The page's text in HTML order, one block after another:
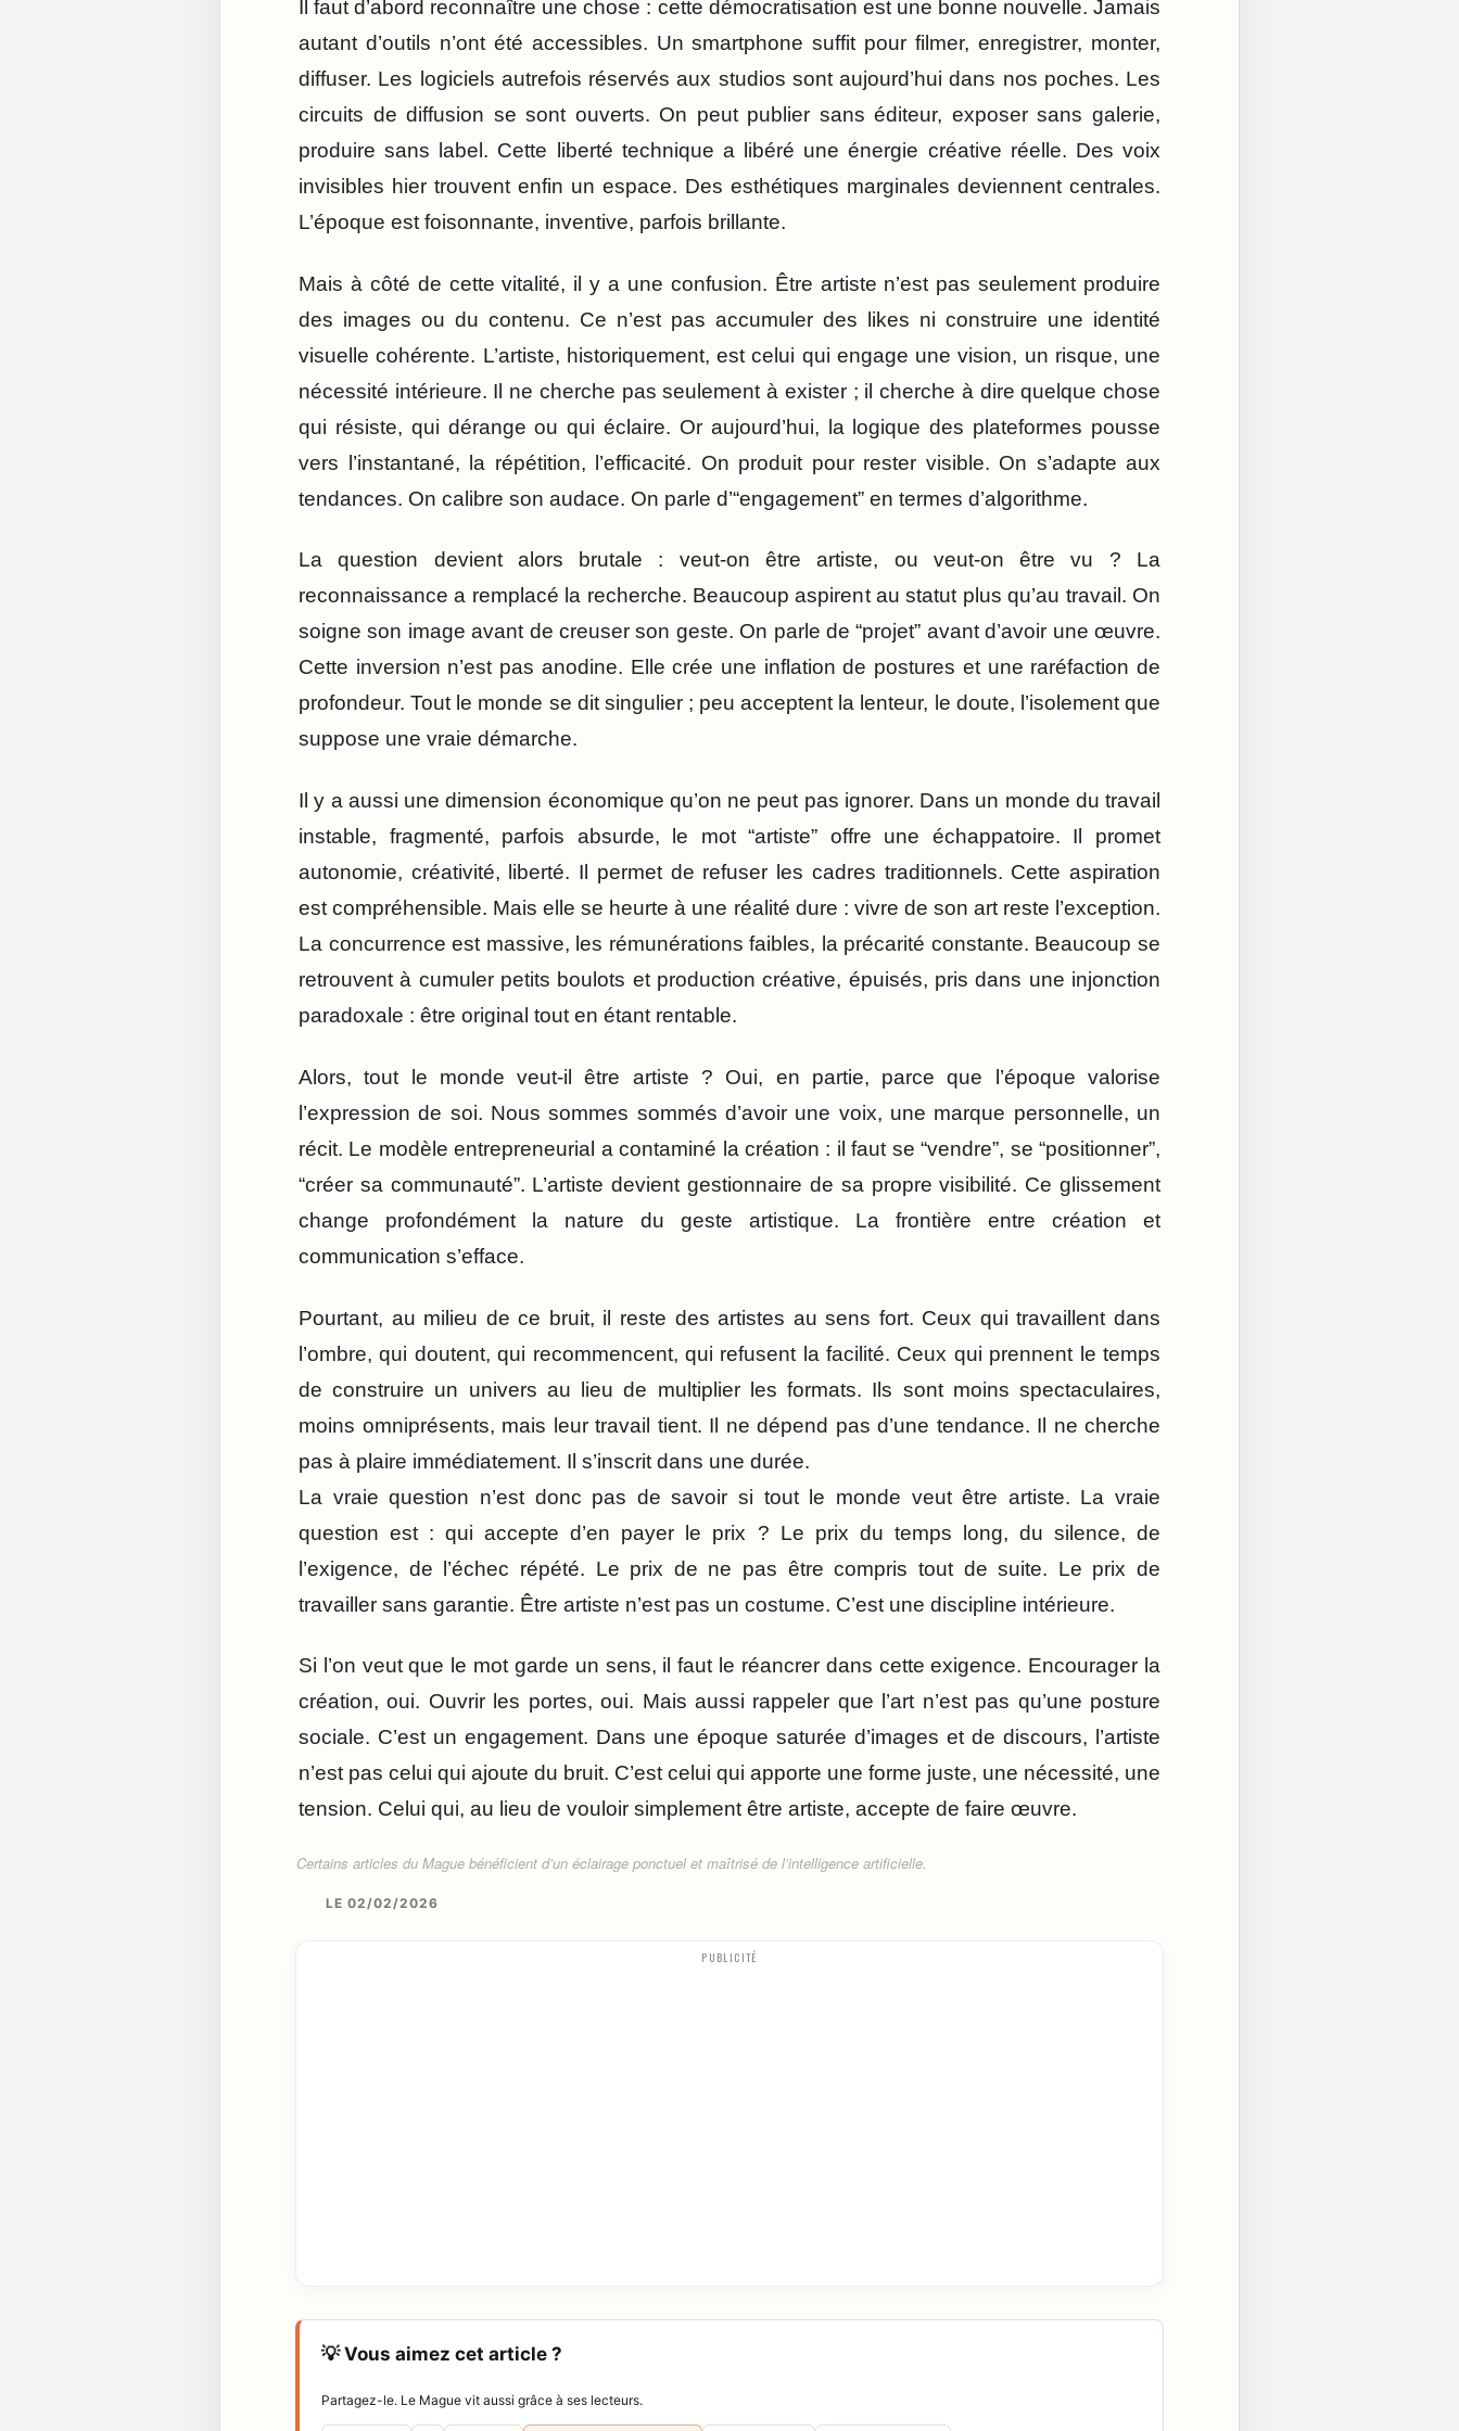
Il faut d’abord reconnaître une chose : cette démocratisation est une bonne nouvelle. Jamais
autant d’outils n’ont été accessibles. Un smartphone suffit pour filmer, enregistrer, monter,
diffuser. Les logiciels autrefois réservés aux studios sont aujourd’hui dans nos poches. Les
circuits de diffusion se sont ouverts. On peut publier sans éditeur, exposer sans galerie,
produire sans label. Cette liberté technique a libéré une énergie créative réelle. Des voix
invisibles hier trouvent enfin un espace. Des esthétiques marginales deviennent centrales.
L’époque est foisonnante, inventive, parfois brillante.
Mais à côté de cette vitalité, il y a une confusion. Être artiste n’est pas seulement produire
des images ou du contenu. Ce n’est pas accumuler des likes ni construire une identité
visuelle cohérente. L’artiste, historiquement, est celui qui engage une vision, un risque, une
nécessité intérieure. Il ne cherche pas seulement à exister ; il cherche à dire quelque chose
qui résiste, qui dérange ou qui éclaire. Or aujourd’hui, la logique des plateformes pousse
vers l’instantané, la répétition, l’efficacité. On produit pour rester visible. On s’adapte aux
tendances. On calibre son audace. On parle d’“engagement” en termes d’algorithme.
La question devient alors brutale : veut-on être artiste, ou veut-on être vu ? La
reconnaissance a remplacé la recherche. Beaucoup aspirent au statut plus qu’au travail. On
soigne son image avant de creuser son geste. On parle de “projet” avant d’avoir une œuvre.
Cette inversion n’est pas anodine. Elle crée une inflation de postures et une raréfaction de
profondeur. Tout le monde se dit singulier ; peu acceptent la lenteur, le doute, l’isolement que
suppose une vraie démarche.
Il y a aussi une dimension économique qu’on ne peut pas ignorer. Dans un monde du travail
instable, fragmenté, parfois absurde, le mot “artiste” offre une échappatoire. Il promet
autonomie, créativité, liberté. Il permet de refuser les cadres traditionnels. Cette aspiration
est compréhensible. Mais elle se heurte à une réalité dure : vivre de son art reste l’exception.
La concurrence est massive, les rémunérations faibles, la précarité constante. Beaucoup se
retrouvent à cumuler petits boulots et production créative, épuisés, pris dans une injonction
paradoxale : être original tout en étant rentable.
Alors, tout le monde veut-il être artiste ? Oui, en partie, parce que l’époque valorise
l’expression de soi. Nous sommes sommés d’avoir une voix, une marque personnelle, un
récit. Le modèle entrepreneurial a contaminé la création : il faut se “vendre”, se “positionner”,
“créer sa communauté”. L’artiste devient gestionnaire de sa propre visibilité. Ce glissement
change profondément la nature du geste artistique. La frontière entre création et
communication s’efface.
Pourtant, au milieu de ce bruit, il reste des artistes au sens fort. Ceux qui travaillent dans
l’ombre, qui doutent, qui recommencent, qui refusent la facilité. Ceux qui prennent le temps
de construire un univers au lieu de multiplier les formats. Ils sont moins spectaculaires,
moins omniprésents, mais leur travail tient. Il ne dépend pas d’une tendance. Il ne cherche
pas à plaire immédiatement. Il s’inscrit dans une durée.
La vraie question n’est donc pas de savoir si tout le monde veut être artiste. La vraie
question est : qui accepte d’en payer le prix ? Le prix du temps long, du silence, de
l’exigence, de l’échec répété. Le prix de ne pas être compris tout de suite. Le prix de
travailler sans garantie. Être artiste n’est pas un costume. C’est une discipline intérieure.
Si l’on veut que le mot garde un sens, il faut le réancrer dans cette exigence. Encourager la
création, oui. Ouvrir les portes, oui. Mais aussi rappeler que l’art n’est pas qu’une posture
sociale. C’est un engagement. Dans une époque saturée d’images et de discours, l’artiste
n’est pas celui qui ajoute du bruit. C’est celui qui apporte une forme juste, une nécessité, une
tension. Celui qui, au lieu de vouloir simplement être artiste, accepte de faire œuvre.
Certains articles du Mague bénéficient d’un éclairage ponctuel et maîtrisé de l’intelligence artificielle.
LE 02/02/2026
PUBLICITÉ
💡 Vous aimez cet article ?
Partagez-le. Le Mague vit aussi grâce à ses lecteurs.